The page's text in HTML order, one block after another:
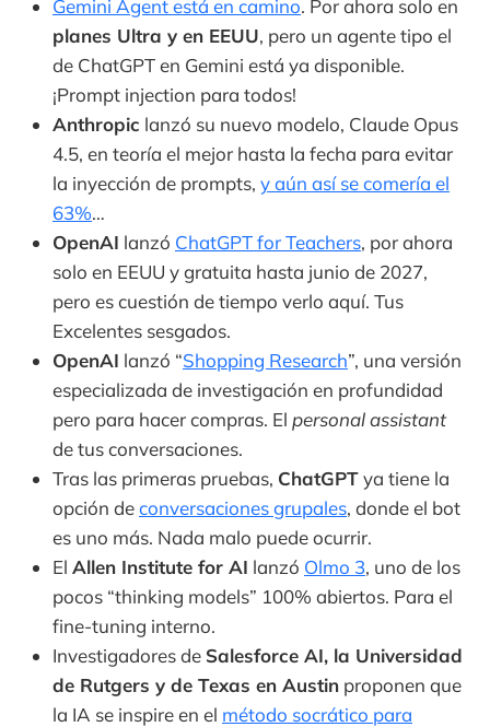
Gemini Agent está en camino. Por ahora solo en
planes Ultra y en EEUU, pero un agente tipo el
de ChatGPT en Gemini está ya disponible.
¡Prompt injection para todos!
Anthropic lanzó su nuevo modelo, Claude Opus
4.5, en teoría el mejor hasta la fecha para evitar
la inyección de prompts, y aún así se comería el
63%…
OpenAI lanzó ChatGPT for Teachers, por ahora
solo en EEUU y gratuita hasta junio de 2027,
pero es cuestión de tiempo verlo aquí. Tus
Excelentes sesgados.
OpenAI lanzó “Shopping Research”, una versión
especializada de investigación en profundidad
pero para hacer compras. El personal assistant
de tus conversaciones.
Tras las primeras pruebas, ChatGPTya tiene la
opción deconversaciones grupales, donde el bot
es uno más. Nada malo puede ocurrir.
El Allen Institute for AI lanzó Olmo 3, uno de los
pocos “thinking models” 100% abiertos. Para el
fine-tuning interno.
Investigadores de Salesforce AI, la Universidad
de Rutgers y de Texas en Austin proponen que
la IA se inspire en el método socrático para